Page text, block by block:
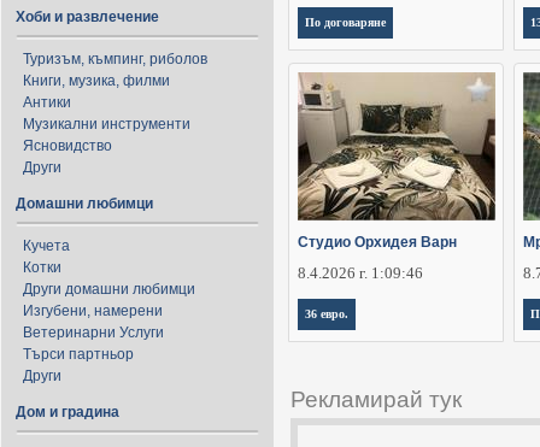
Хоби и развлечение
Туризъм, къмпинг, риболов
Книги, музика, филми
Антики
Музикални инструменти
Ясновидство
Други
Домашни любимци
Кучета
Котки
Други домашни любимци
Изгубени, намерени
Ветеринарни Услуги
Търси партньор
Други
Дом и градина
По договаряне
Студио Орхидея Варн
8.4.2026 г. 1:09:46
36 евро.
Рекламирай тук